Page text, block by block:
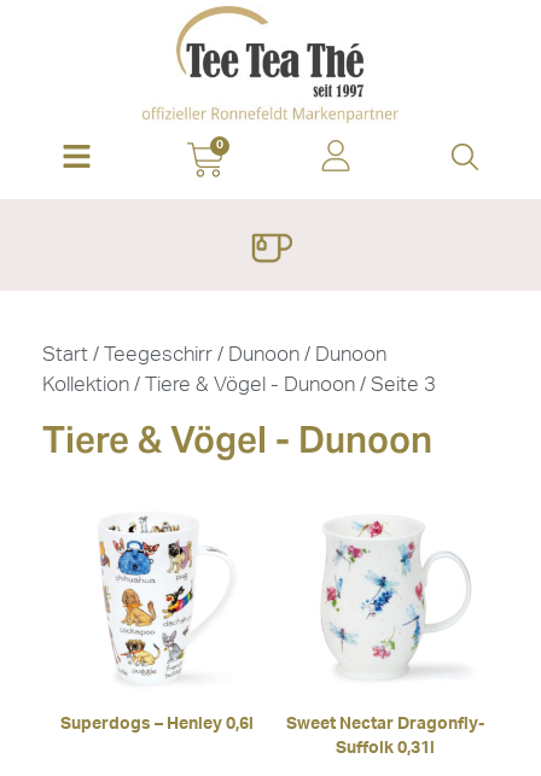
0
Start / Teegeschirr / Dunoon / Dunoon
Kollektion / Tiere & Vögel - Dunoon / Seite 3
Tiere & Vögel - Dunoon
Superdogs – Henley 0,6l
Sweet Nectar Dragonfly-
Suffolk 0,31l